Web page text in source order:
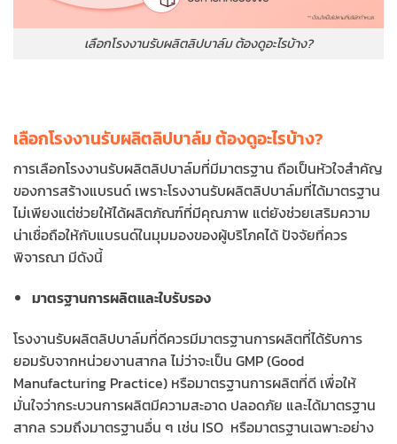
เลือกโรงงานรับผลิตลิปบาล์ม ต้องดูอะไรบ้าง?
เลือกโรงงานรับผลิตลิปบาล์ม ต้องดูอะไรบ้าง?
การเลือกโรงงานรับผลิตลิปบาล์มที่มีมาตรฐาน ถือเป็นหัวใจสำคัญ
ของการสร้างแบรนด์ เพราะโรงงานรับผลิตลิปบาล์มที่ได้มาตรฐาน
ไม่เพียงแต่ช่วยให้ได้ผลิตภัณฑ์ที่มีคุณภาพ แต่ยังช่วยเสริมความ
น่าเชื่อถือให้กับแบรนด์ในมุมมองของผู้บริโภคได้ ปัจจัยที่ควร
พิจารณา มีดังนี้
มาตรฐานการผลิตและใบรับรอง
โรงงานรับผลิตลิปบาล์มที่ดีควรมีมาตรฐานการผลิตที่ได้รับการ
ยอมรับจากหน่วยงานสากล ไม่ว่าจะเป็น GMP (Good
Manufacturing Practice) หรือมาตรฐานการผลิตที่ดี เพื่อให้
มั่นใจว่ากระบวนการผลิตมีความสะอาด ปลอดภัย และได้มาตรฐาน
สากล รวมถึงมาตรฐานอื่น ๆ เช่น ISO หรือมาตรฐานเฉพาะอย่าง